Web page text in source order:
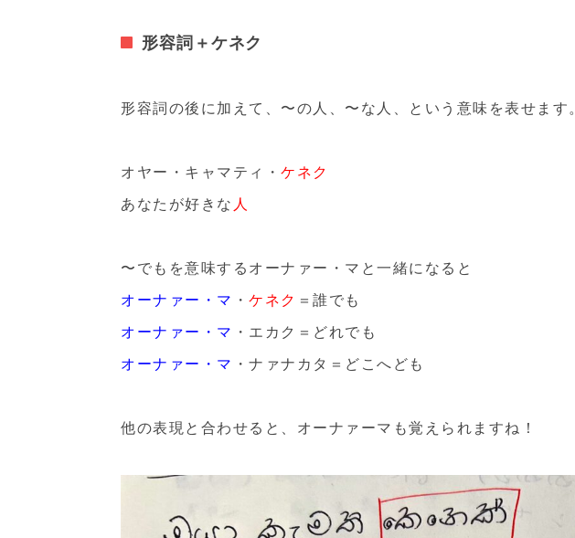
形容詞＋ケネク
形容詞の後に加えて、〜の人、〜な人、という意味を表せます。
オヤー・キャマティ・ ケネク
あなたが好きな 人
〜でもを意味するオーナァー・マと一緒になると
オーナァー・マ ・ ケネク ＝誰でも
オーナァー・マ ・エカク＝どれでも
オーナァー・マ ・ナァナカタ＝どこへども
他の表現と合わせると、オーナァーマも覚えられますね！